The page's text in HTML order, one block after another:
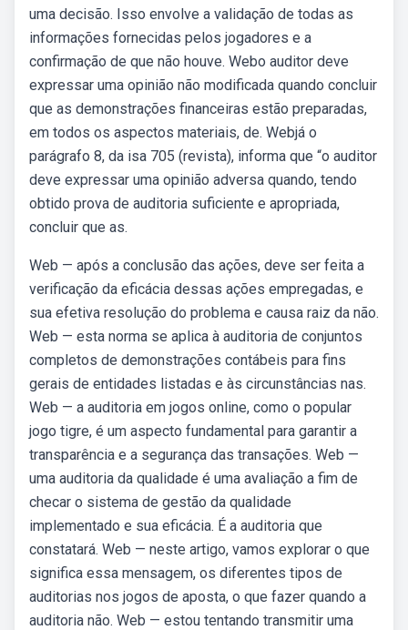
uma decisão. Isso envolve a validação de todas as
informações fornecidas pelos jogadores e a
confirmação de que não houve. Webo auditor deve
expressar uma opinião não modificada quando concluir
que as demonstrações financeiras estão preparadas,
em todos os aspectos materiais, de. Webjá o
parágrafo 8, da isa 705 (revista), informa que “o auditor
deve expressar uma opinião adversa quando, tendo
obtido prova de auditoria suficiente e apropriada,
concluir que as.
Web — após a conclusão das ações, deve ser feita a
verificação da eficácia dessas ações empregadas, e
sua efetiva resolução do problema e causa raiz da não.
Web — esta norma se aplica à auditoria de conjuntos
completos de demonstrações contábeis para fins
gerais de entidades listadas e às circunstâncias nas.
Web — a auditoria em jogos online, como o popular
jogo tigre, é um aspecto fundamental para garantir a
transparência e a segurança das transações. Web —
uma auditoria da qualidade é uma avaliação a fim de
checar o sistema de gestão da qualidade
implementado e sua eficácia. É a auditoria que
constatará. Web — neste artigo, vamos explorar o que
significa essa mensagem, os diferentes tipos de
auditorias nos jogos de aposta, o que fazer quando a
auditoria não. Web — estou tentando transmitir uma